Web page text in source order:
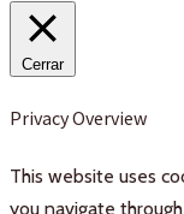
Cerrar
Privacy Overview
This website uses
you navigate